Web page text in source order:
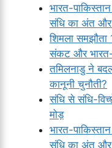
भारत-
संधि का अंत
शिमला
संकट और भारत-
तमिलनाडु ने
कानूनी चुनौती?
संधि से संधि-
मोड़
भारत-
संधि का अंत